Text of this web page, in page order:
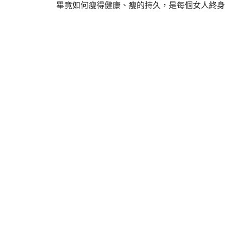
畢竟如何瘦得健康、瘦的持久，是每個女人終